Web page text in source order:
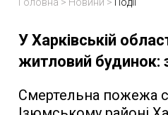
У Харківській
житловий будинок:
Смертельна пожежа